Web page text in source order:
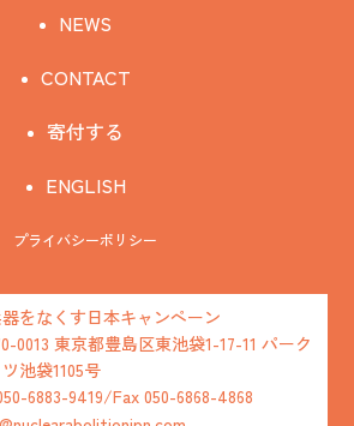
NEWS
CONTACT
寄付する
ENGLISH
プライバシーポリシー
をなくす日本キャンペーン
0013 東京都豊島区東池袋1-17-11 パーク
池袋1105号
6883-9419/Fax 050-6868-4868